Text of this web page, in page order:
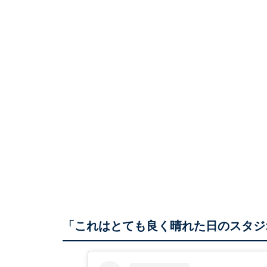
「これはとても良く晴れた日のスタ